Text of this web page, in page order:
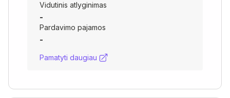
Vidutinis atlyginimas
-
Pardavimo pajamos
-
Pamatyti daugiau